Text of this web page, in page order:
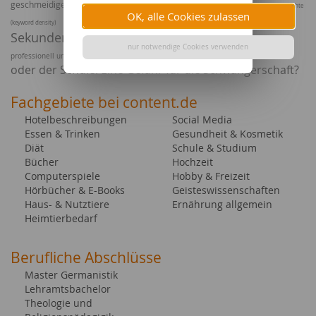
OK, alle Cookies zulassen
nur notwendige Cookies verwenden
geschmeidige Haut - Biotherm Oil Therapie Bodylotion
Suchbegriffsdichte
(keyword density)
Shellac - perfekte Nägel in wenigen
Sekunden
professionell und schnell
Ringelröteln im Kindergarten
oder der Schule: Eine Gefahr für die Schwangerschaft?
Fachgebiete bei content.de
Hotelbeschreibungen
Essen & Trinken
Diät
Bücher
Computerspiele
Hörbücher & E-Books
Haus- & Nutztiere
Heimtierbedarf
Social Media
Gesundheit & Kosmetik
Schule & Studium
Hochzeit
Hobby & Freizeit
Geisteswissenschaften
Ernährung allgemein
Berufliche Abschlüsse
Master Germanistik
Lehramtsbachelor
Theologie und